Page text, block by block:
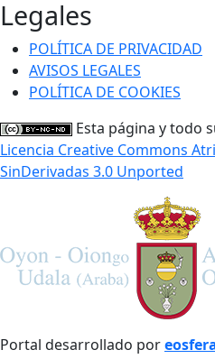
Legales
POLÍTICA DE PRIVACIDAD
AVISOS LEGALES
POLÍTICA DE COOKIES
Esta página y todo
Licencia Creative Commons
SinDerivadas 3.0 Unported
Portal desarrollado por